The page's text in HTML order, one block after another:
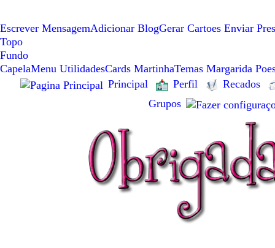
Escrever MensagemAdicionar BlogGerar Cartoes Enviar
Topo
Fundo
CapelaMenu UtilidadesCards MartinhaTemas Margarida
Principal
Perfil
Recados
Grupos